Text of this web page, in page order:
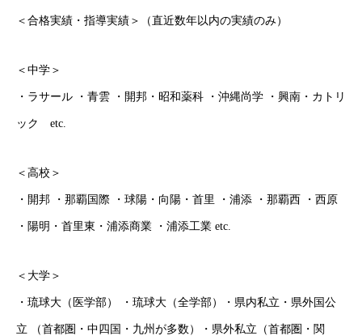
ごあいさつ
オンライン授業について
学年別コース紹介
ブログ
＜合格実績・指導実績＞（直近数年以内の実績のみ）
＜中学＞
・ラサール ・青雲 ・開邦・昭和薬科 ・沖縄尚学 ・興南・カトリ
ック etc.
＜高校＞
・開邦 ・那覇国際 ・球陽・向陽・首里 ・浦添 ・那覇西 ・西原
・陽明・首里東・浦添商業 ・浦添工業 etc.
＜大学＞
・琉球大（医学部） ・琉球大（全学部）・県内私立・県外国公
立 （首都圏・中四国・九州が多数）・県外私立（首都圏・関